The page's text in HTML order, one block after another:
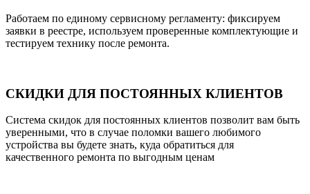
Работаем по единому сервисному регламенту: фиксируем
заявки в реестре, используем проверенные комплектующие и
тестируем технику после ремонта.
СКИДКИ ДЛЯ ПОСТОЯННЫХ КЛИЕНТОВ
Система скидок для постоянных клиентов позволит вам быть
уверенными, что в случае поломки вашего любимого
устройства вы будете знать, куда обратиться для
качественного ремонта по выгодным ценам